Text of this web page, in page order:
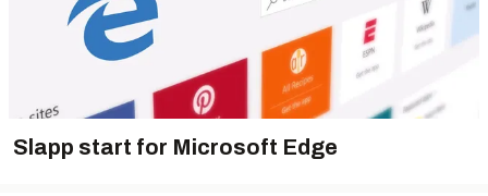
Slapp start for Microsoft Edge